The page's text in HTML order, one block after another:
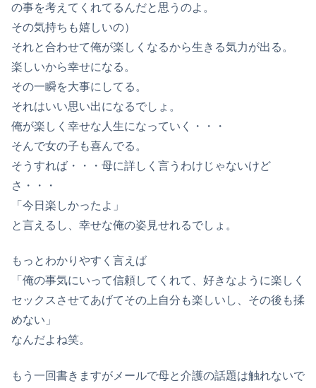
の事を考えてくれてるんだと思うのよ。
その気持ちも嬉しいの）
それと合わせて俺が楽しくなるから生きる気力が出る。
楽しいから幸せになる。
その一瞬を大事にしてる。
それはいい思い出になるでしょ。
俺が楽しく幸せな人生になっていく・・・
そんで女の子も喜んでる。
そうすれば・・・母に詳しく言うわけじゃないけど
さ・・・
「今日楽しかったよ」
と言えるし、幸せな俺の姿見せれるでしょ。
もっとわかりやすく言えば
「俺の事気にいって信頼してくれて、好きなように楽しく
セックスさせてあげてその上自分も楽しいし、その後も揉
めない」
なんだよね笑。
もう一回書きますがメールで母と介護の話題は触れないで